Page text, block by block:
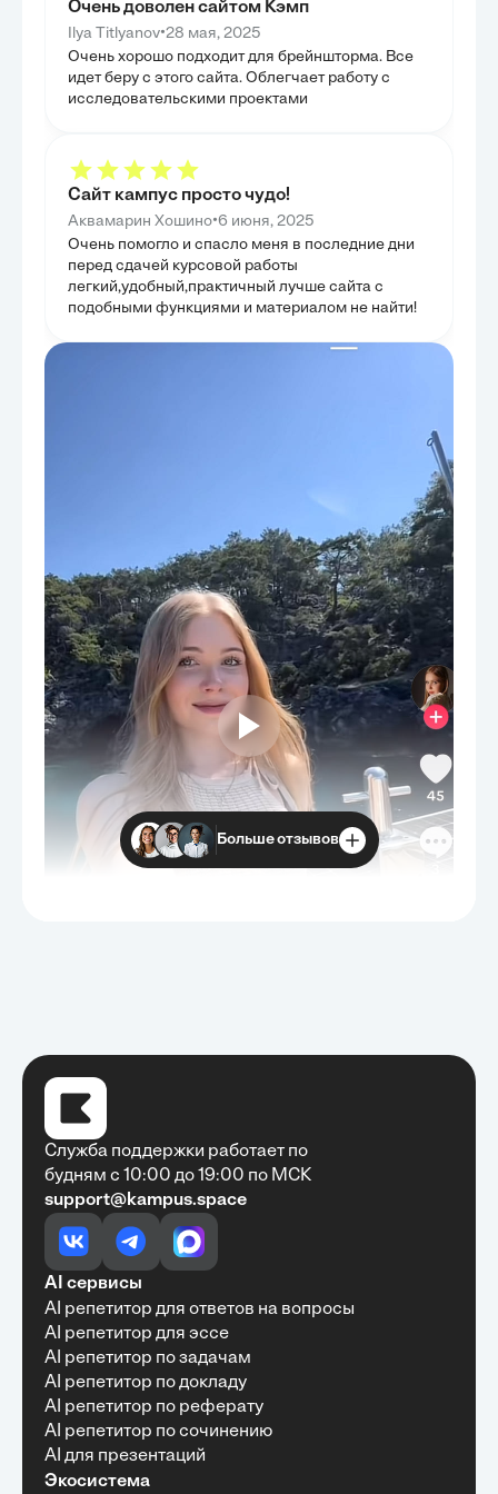
сравнения являлось выявление преимуществ и
недостатков каждого типа счета в различных
инвестиционных сценариях. Таким образом,
читатель получил четкое представление о том, в
каких условиях ИИС является более
брокерский счет может оказаться более гибким или
Очень доволен сайтом Кэмп
Ilya Titlyanov•28 мая, 2025
Очень хорошо подходит для брейншторма. Все
идет беру с этого сайта. Облегчает работу с
исследовательскими проектами
Сайт кампус просто чудо!
Аквамарин Хошино•6 июня, 2025
Очень помогло и спасло меня в последние дни
перед сдачей курсовой работы
легкий,удобный,практичный лучше сайта с
подобными функциями и материалом не найти!
Очень быстро, недорого, качественно,
доступно
Алексей Антонов•27 мая, 2025
Обучение с Кампус Хаб — очень экономит
полезной информации. Рекомендую ...
Рекомендую Кампус АИ всем, кто хочет
учиться эффективно и с комфортом
Марина Щербакова
Пользуюсь сайтом Кампус АИ уже несколько
Больше отзывов
Служба поддержки работает по
будням с 10:00 до 19:00 по МСК
support@kampus.space
AI сервисы
AI репетитор для ответов на вопросы
AI репетитор для эссе
AI репетитор по задачам
AI репетитор по докладу
AI репетитор по реферату
AI репетитор по сочинению
AI для презентаций
Экосистема